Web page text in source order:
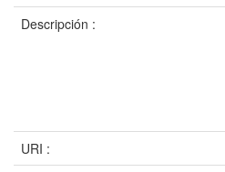
Descripción :
URI :